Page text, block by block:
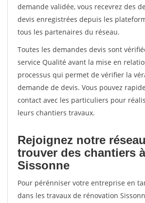
demande validée, vous recevrez des
devis enregistrées depuis les
tous les partenaires du réseau.
Toutes les demandes devis sont
service Qualité avant la mise en
processus qui permet de vérifier la
demande de devis. Vous pouvez
contact avec les particuliers pour
leurs chantiers travaux.
Rejoignez notre
trouver des chantiers à
Sissonne
Pour pérénniser votre entreprise en
dans les travaux de rénovation